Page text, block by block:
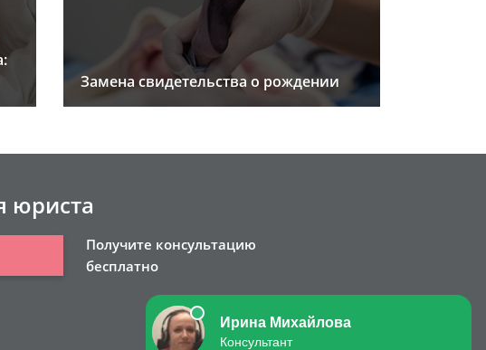
Замена свидетельства о рождении
юриста
Получите консультацию
бесплатно